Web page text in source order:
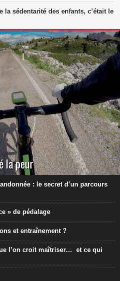
sédentarité des enfants, c’était le
la peur
: le secret d’un parcours
» de pédalage
et entraînement ?
l’on croit maîtriser… et ce qui